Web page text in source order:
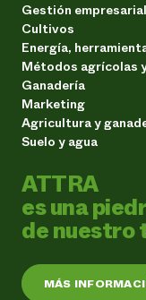
Gestión
Cultivos
Energía,
Métodos agrícolas
Ganadería
Marketing
Agricultura y
Suelo y agua
ATTRA
es una
de nuestro
MÁS